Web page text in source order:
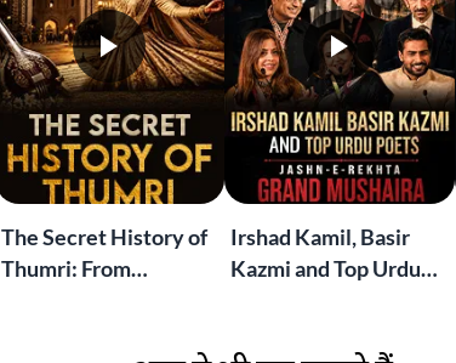
The Secret History of
Thumri: From
Irshad Kamil, Basir
Kazmi and Top Urdu